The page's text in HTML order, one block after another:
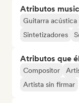
Atributos
Guitarra acústica
Sintetizadores
Atributos que
Compositor
Artista sin firmar